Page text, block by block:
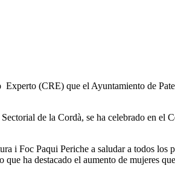
(CRE) que el Ayuntamiento de
de la Cordà, se ha celebrado en el
i Foc Paqui Periche a saludar a todos los
ha destacado el aumento de mujeres